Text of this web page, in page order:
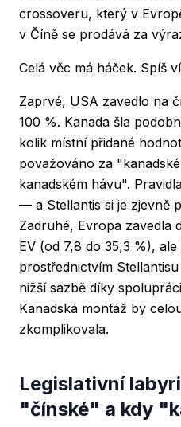
crossoveru, který v
v Číně se prodává za
Celá věc má háček. Spíš
Zaprvé, USA zavedlo na
100 %. Kanada šla
kolik místní přidané
považováno za
kanadském hávu".
— a Stellantis si je zjevně
Zadruhé, Evropa zavedla
EV (od 7,8 do 35,3 %),
prostřednictvím
nižší sazbě díky
Kanadská montáž by
zkomplikovala.
Legislativní
"čínské" a kdy